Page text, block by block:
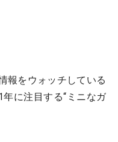
報をウォッチしている
に注目する“ミニなガ